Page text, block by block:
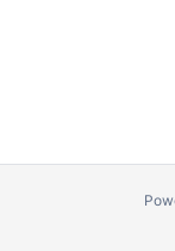
Login
- Login -
-